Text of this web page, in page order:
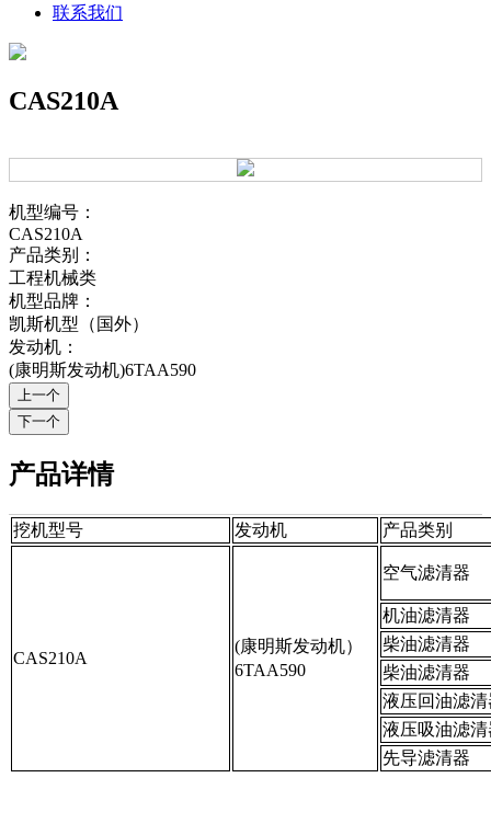
联系我们
CAS210A
机型编号：
CAS210A
产品类别：
工程机械类
机型品牌：
凯斯机型（国外）
发动机：
(康明斯发动机)6TAA590
产品详情
挖机型号 发动机 产品类别
CAS210A
(康明斯发动机）
6TAA590
空气滤清器
机油滤清器
柴油滤清器
柴油滤清器
液压回油滤清
液压吸油滤清
先导滤清器